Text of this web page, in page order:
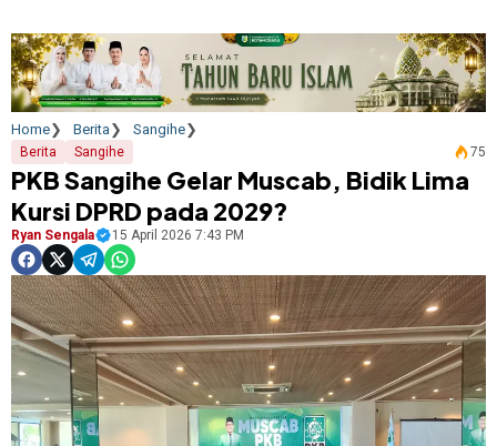
Home Berita Sangihe
Berita Sangihe 75
PKB Sangihe Gelar Muscab, Bidik Lima
Kursi DPRD pada 2029?
Ryan Sengala 15 April 2026 7:43 PM